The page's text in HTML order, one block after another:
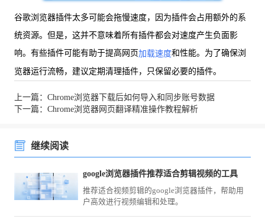
谷歌浏览器插件太多可能会拖慢速度，因为插件会占用额外的系
统资源。但是，这并不意味着所有插件都会对速度产生负面影
响。有些插件可能有助于提高网页加载速度和性能。为了确保浏
览器运行流畅，建议定期清理插件，只保留必要的插件。
上一篇：Chrome浏览器下载后如何导入和同步账号数据
下一篇：Chrome浏览器网页翻译精准操作教程解析
继续阅读
google浏览器插件推荐适合剪辑视频的工具
推荐适合视频剪辑的google浏览器插件，帮助用
户高效进行视频编辑和处理。